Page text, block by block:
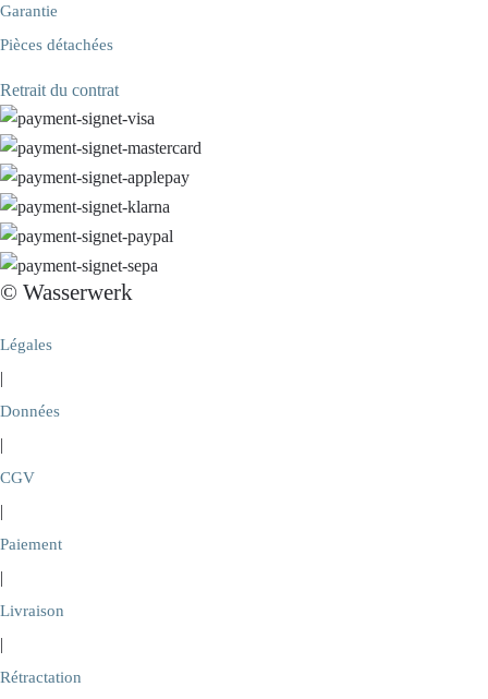
Garantie
Pièces détachées
Retrait du contrat
© Wasserwerk
Légales
|
Données
|
CGV
|
Paiement
|
Livraison
|
Rétractation